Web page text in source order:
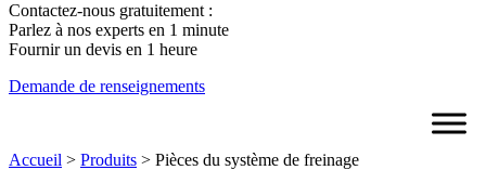
Contactez-nous gratuitement :
Parlez à nos experts en 1 minute
Fournir un devis en 1 heure
Demande de renseignements
Accueil > Produits > Pièces du système de freinage